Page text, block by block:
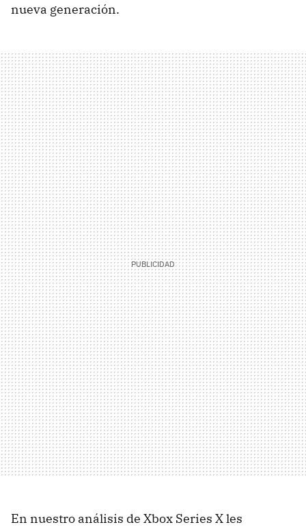
nueva generación.
En nuestro análisis de Xbox Series X les